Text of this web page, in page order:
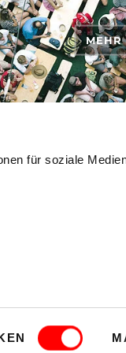
für soziale
MEHR
und Antworten zu